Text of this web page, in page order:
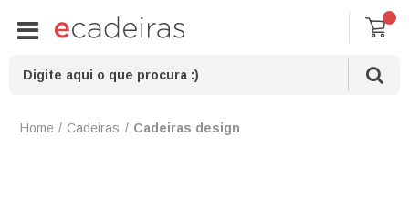
Cadeiras Cadeiras design